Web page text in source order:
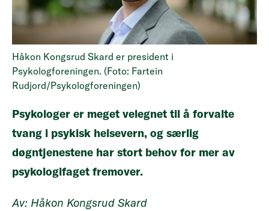
Håkon Kongsrud Skard er president i
Psykologforeningen. (Foto: Fartein
Rudjord/Psykologforeningen)
Psykologer er meget velegnet til å forvalte
tvang i psykisk helsevern, og særlig
døgntjenestene har stort behov for mer av
psykologifaget fremover.
Av: Håkon Kongsrud Skard